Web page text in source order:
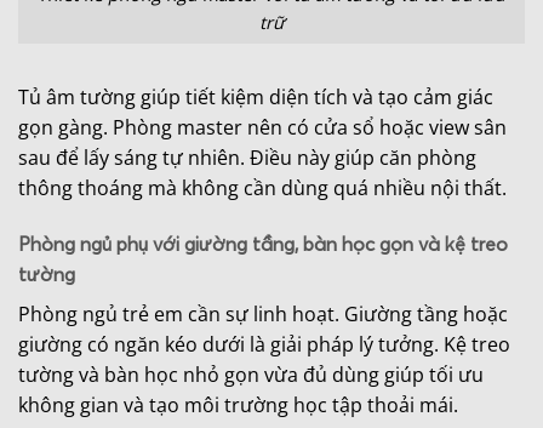
trữ
Tủ âm tường giúp tiết kiệm diện tích và tạo cảm giác
gọn gàng. Phòng master nên có cửa sổ hoặc view sân
sau để lấy sáng tự nhiên. Điều này giúp căn phòng
thông thoáng mà không cần dùng quá nhiều nội thất.
Phòng ngủ phụ với giường tầng, bàn học gọn và kệ treo
tường
Phòng ngủ trẻ em cần sự linh hoạt. Giường tầng hoặc
giường có ngăn kéo dưới là giải pháp lý tưởng. Kệ treo
tường và bàn học nhỏ gọn vừa đủ dùng giúp tối ưu
không gian và tạo môi trường học tập thoải mái.